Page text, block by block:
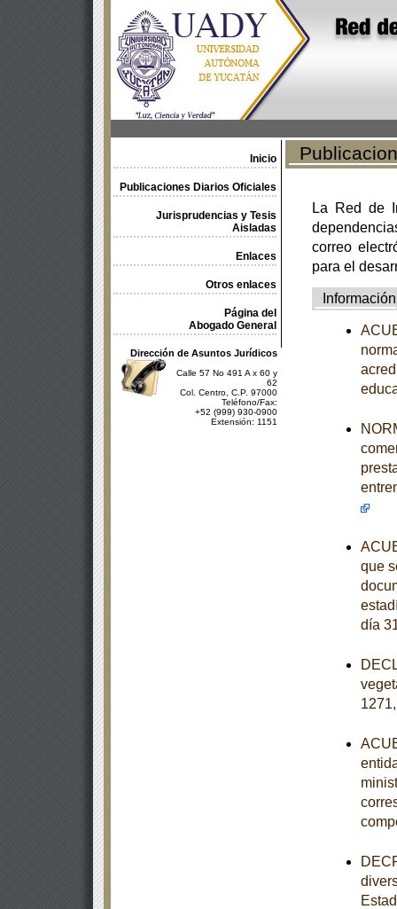
Inicio
Publicaciones Diarios Oficiales
Jurisprudencias y Tesis
Aisladas
Enlaces
Otros enlaces
Página del
Abogado General
Dirección de Asuntos Jurídicos
Calle 57 No 491 A x 60 y
62
Col. Centro, C.P. 97000
Teléfono/Fax:
+52 (999) 930-0900
Extensión: 1151
La Red de
correo
para el
Información
que
día